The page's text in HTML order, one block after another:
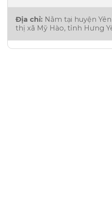
Địa chỉ: Nằm tại huyện
thị xã Mỹ Hào, tỉnh Hưng